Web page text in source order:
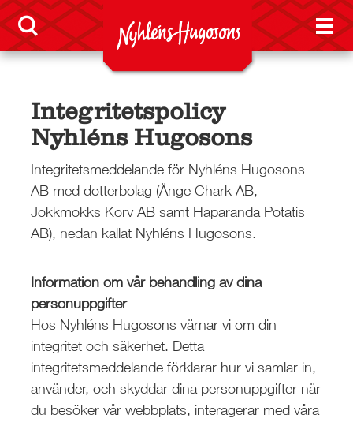
Integritetspolicy
Nyhléns Hugosons
Integritetsmeddelande för Nyhléns Hugosons
AB med dotterbolag (Änge Chark AB,
Jokkmokks Korv AB samt Haparanda Potatis
AB), nedan kallat Nyhléns Hugosons.
Information om vår behandling av dina
personuppgifter
Hos Nyhléns Hugosons värnar vi om din
integritet och säkerhet. Detta
integritetsmeddelande förklarar hur vi samlar in,
använder, och skyddar dina personuppgifter när
du besöker vår webbplats, interagerar med våra